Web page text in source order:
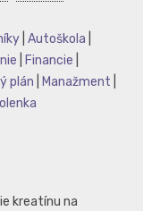
Autoškola
Financie
plán Manažment
kreatínu na